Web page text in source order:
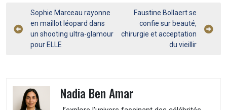
Navigation
de
l’article
Sophie Marceau rayonne
en maillot léopard dans
un shooting ultra-glamour
pour ELLE
Faustine Bollaert se
confie sur beauté,
chirurgie et acceptation
du vieillir
Nadia Ben Amar